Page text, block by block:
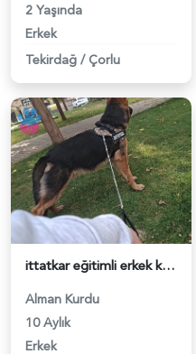
2 Yaşında
Erkek
Tekirdağ / Çorlu
ittatkar eğitimli erkek k9 - 118980608
Alman Kurdu
10 Aylık
Erkek